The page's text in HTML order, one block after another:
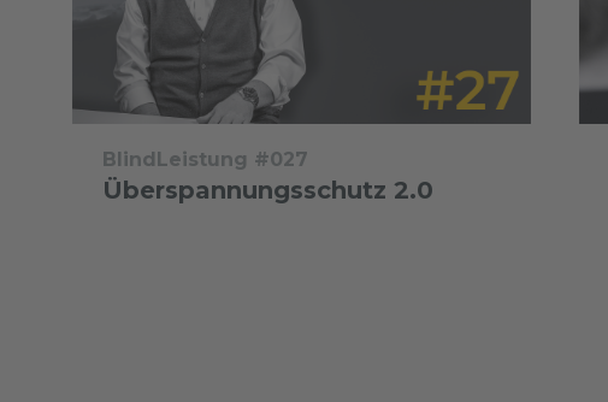
BlindLeistung #027
Überspannungsschutz 2.0